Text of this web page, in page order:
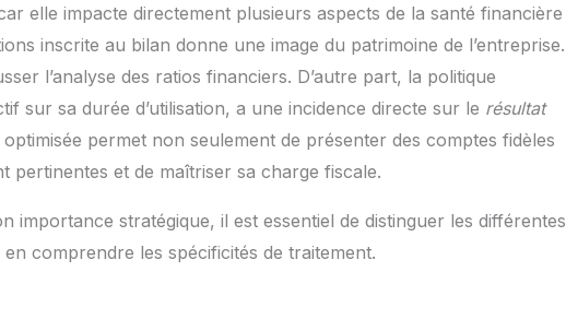
elle impacte directement plusieurs aspects de la santé financière
inscrite au bilan donne une image du patrimoine de l’entreprise.
l’analyse des ratios financiers. D’autre part, la politique
sur sa durée d’utilisation, a une incidence directe sur le résultat
permet non seulement de présenter des comptes fidèles
pertinentes et de maîtriser sa charge fiscale.
importance stratégique, il est essentiel de distinguer les différentes
comprendre les spécificités de traitement.